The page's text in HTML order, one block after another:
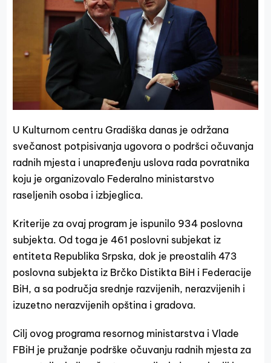
U Kulturnom centru Gradiška danas je održana
svečanost potpisivanja ugovora o podršci očuvanja
radnih mjesta i unapređenju uslova rada povratnika
koju je organizovalo Federalno ministarstvo
raseljenih osoba i izbjeglica.
Kriterije za ovaj program je ispunilo 934 poslovna
subjekta. Od toga je 461 poslovni subjekat iz
entiteta Republika Srpska, dok je preostalih 473
poslovna subjekta iz Brčko Distikta BiH i Federacije
BiH, a sa područja srednje razvijenih, nerazvijenih i
izuzetno nerazvijenih opština i gradova.
Cilj ovog programa resornog ministarstva i Vlade
FBiH je pružanje podrške očuvanju radnih mjesta za